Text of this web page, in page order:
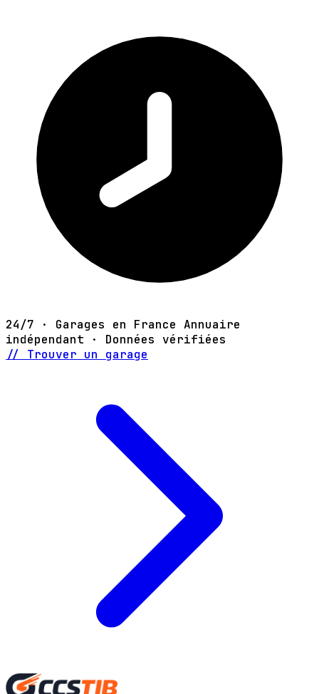
24/7 · Garages en France Annuaire
indépendant · Données vérifiées
// Trouver un garage